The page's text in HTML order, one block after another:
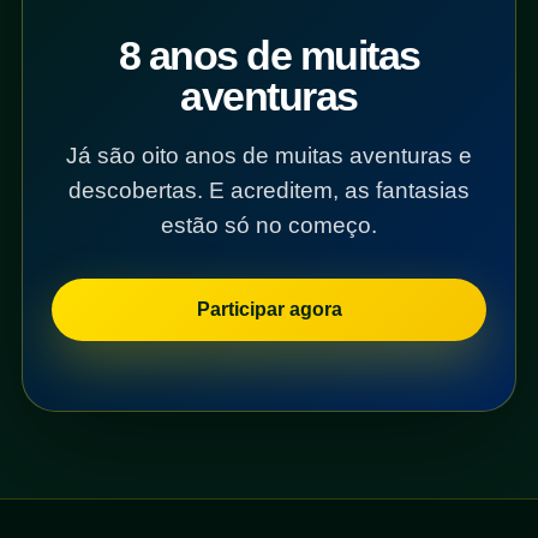
8 anos de muitas
aventuras
Já são oito anos de muitas aventuras e
descobertas. E acreditem, as fantasias
estão só no começo.
Participar agora